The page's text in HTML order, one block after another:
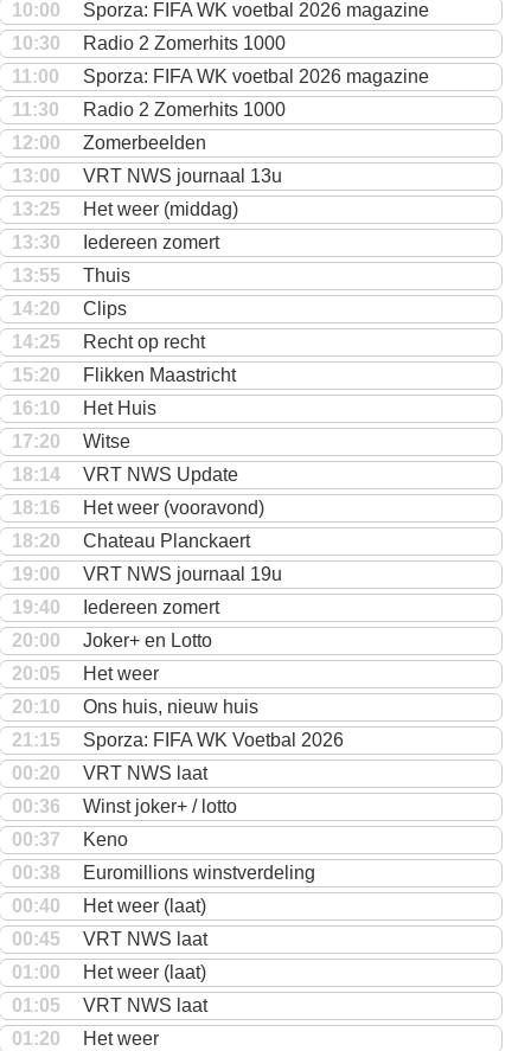
10:00
Sporza: FIFA WK voetbal 2026 magazine
10:30
Radio 2 Zomerhits 1000
11:00
Sporza: FIFA WK voetbal 2026 magazine
11:30
Radio 2 Zomerhits 1000
12:00
Zomerbeelden
13:00
VRT NWS journaal 13u
13:25
Het weer (middag)
13:30
Iedereen zomert
13:55
Thuis
14:20
Clips
14:25
Recht op recht
15:20
Flikken Maastricht
16:10
Het Huis
17:20
Witse
18:14
VRT NWS Update
18:16
Het weer (vooravond)
18:20
Chateau Planckaert
19:00
VRT NWS journaal 19u
19:40
Iedereen zomert
20:00
Joker+ en Lotto
20:05
Het weer
20:10
Ons huis, nieuw huis
21:15
Sporza: FIFA WK Voetbal 2026
00:20
VRT NWS laat
00:36
Winst joker+ / lotto
00:37
Keno
00:38
Euromillions winstverdeling
00:40
Het weer (laat)
00:45
VRT NWS laat
01:00
Het weer (laat)
01:05
VRT NWS laat
01:20
Het weer